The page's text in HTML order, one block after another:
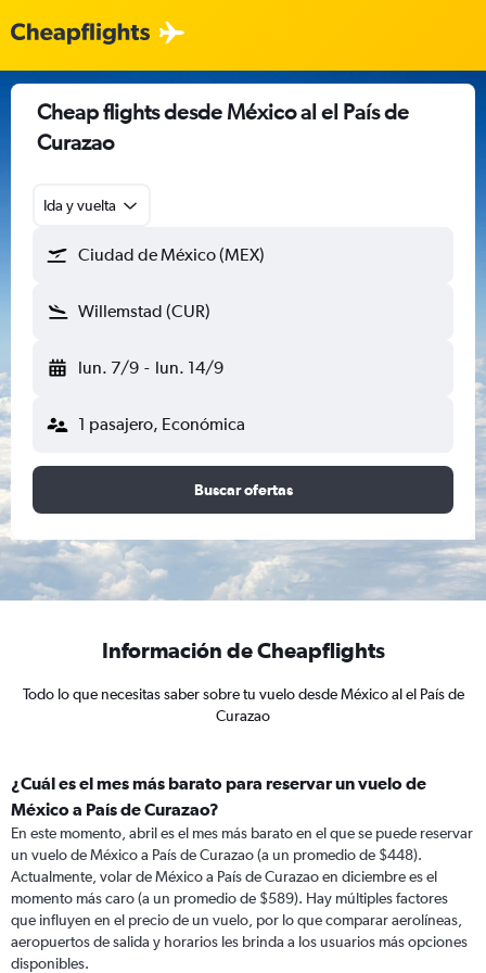
Cheap flights desde México al el País de
Curazao
Ida y vuelta
Ciudad de México (MEX)
Willemstad (CUR)
lun. 7/9 - lun. 14/9
1 pasajero, Económica
Buscar ofertas
Información de Cheapflights
Todo lo que necesitas saber sobre tu vuelo desde México al el País de
Curazao
¿Cuál es el mes más barato para reservar un vuelo de
México a País de Curazao?
En este momento, abril es el mes más barato en el que se puede reservar
un vuelo de México a País de Curazao (a un promedio de $448).
Actualmente, volar de México a País de Curazao en diciembre es el
momento más caro (a un promedio de $589). Hay múltiples factores
que influyen en el precio de un vuelo, por lo que comparar aerolíneas,
aeropuertos de salida y horarios les brinda a los usuarios más opciones
disponibles.